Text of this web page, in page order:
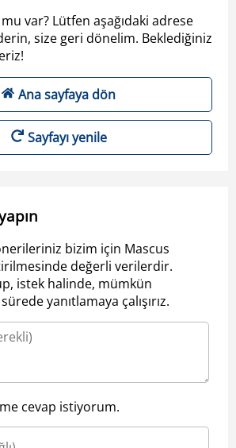
var? Lütfen aşağıdaki adrese
size geri dönelim. Beklediğiniz
Ana sayfaya dön
Sayfayı yenile
bizim için Mascus
değerli verilerdir.
istek halinde, mümkün
yanıtlamaya çalışırız.
cevap istiyorum.